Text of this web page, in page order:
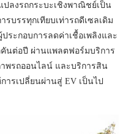
ปลงรถกระบะเชิงพาณิชย์เป็น
บรรทุกเทียบเท่ารถดีเซลเดิม
ระกอบการลดค่าเชื้อเพลิงและ
นต่อปี ผ่านแพลตฟอร์มบริการ
พรถออนไลน์ และบริการสิน
ารเปลี่ยนผ่านสู่ EV เป็นไป